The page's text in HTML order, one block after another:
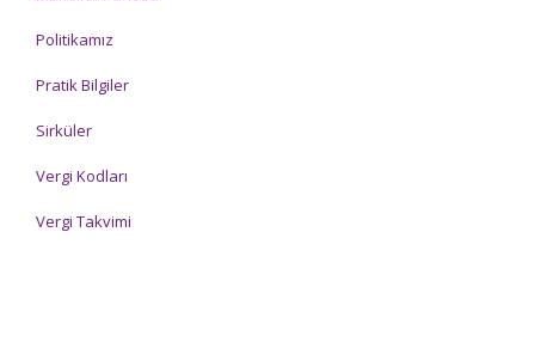
Politikamız
Pratik Bilgiler
Sirküler
Vergi Kodları
Vergi Takvimi